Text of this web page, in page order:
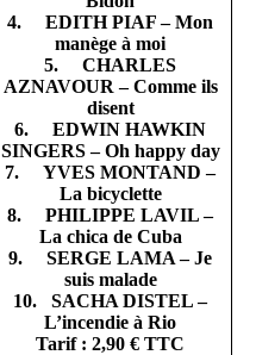
4. EDITH PIAF – Mon
manège à moi
5. CHARLES
AZNAVOUR – Comme ils
disent
6. EDWIN HAWKIN
SINGERS – Oh happy day
7. YVES MONTAND –
La bicyclette
8. PHILIPPE LAVIL –
La chica de Cuba
9. SERGE LAMA – Je
suis malade
10. SACHA DISTEL –
L’incendie à Rio
Tarif : 2,90 € TTC